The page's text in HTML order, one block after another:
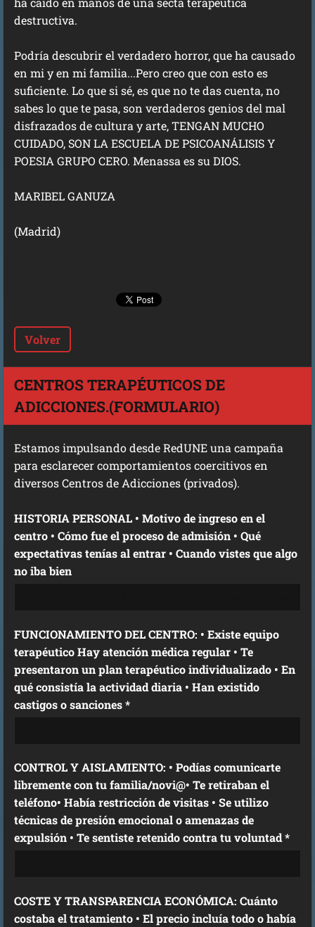
destructiva.
Podría descubrir el verdadero horror, que ha causado
en mi y en mi familia...Pero creo que con esto es
suficiente. Lo que si sé, es que no te das cuenta, no
sabes lo que te pasa, son verdaderos genios del mal
disfrazados de cultura y arte, TENGAN MUCHO
CUIDADO, SON LA ESCUELA DE PSICOANÁLISIS Y
POESIA GRUPO CERO. Menassa es su DIOS.
MARIBEL GANUZA
(Madrid)
Volver
CENTROS TERAPÉUTICOS DE
ADICCIONES.(FORMULARIO)
Estamos impulsando desde RedUNE una campaña
para esclarecer comportamientos coercitivos en
diversos Centros de Adicciones (privados).
HISTORIA PERSONAL • Motivo de ingreso en el
centro • Cómo fue el proceso de admisión • Qué
expectativas tenías al entrar • Cuando vistes que algo
no iba bien
FUNCIONAMIENTO DEL CENTRO: • Existe equipo
terapéutico Hay atención médica regular • Te
presentaron un plan terapéutico individualizado • En
qué consistía la actividad diaria • Han existido
castigos o sanciones *
CONTROL Y AISLAMIENTO: • Podías comunicarte
libremente con tu familia/novi@• Te retiraban el
teléfono• Había restricción de visitas • Se utilizo
técnicas de presión emocional o amenazas de
expulsión • Te sentiste retenido contra tu voluntad *
COSTE Y TRANSPARENCIA ECONÓMICA: Cuánto
costaba el tratamiento • El precio incluía todo o había